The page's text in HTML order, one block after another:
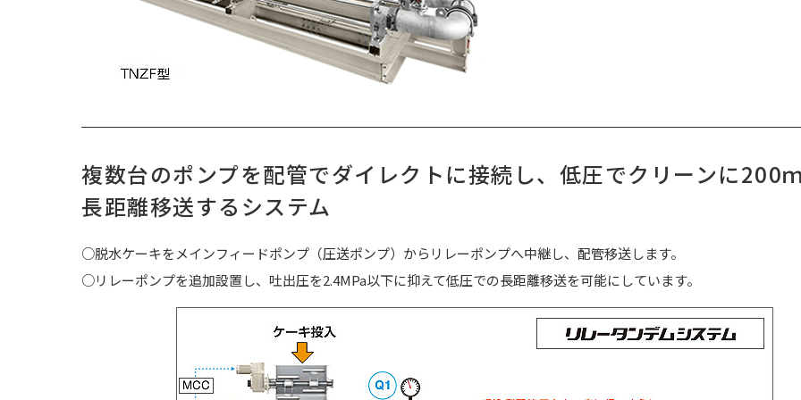
複数台のポンプを配管でダイレクトに接続し、低圧でクリーンに200
長距離移送するシステム
○脱水ケーキをメインフィードポンプ（圧送ポンプ）からリレーポンプへ中継し、配管移送します。
○リレーポンプを追加設置し、吐出圧を2.4MPa以下に抑えて低圧での長距離移送を可能にしています。